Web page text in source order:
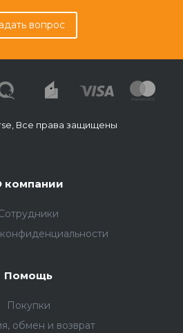
вопрос
Все права защищены
компании
Помощь
Покупки
обмен и возврат